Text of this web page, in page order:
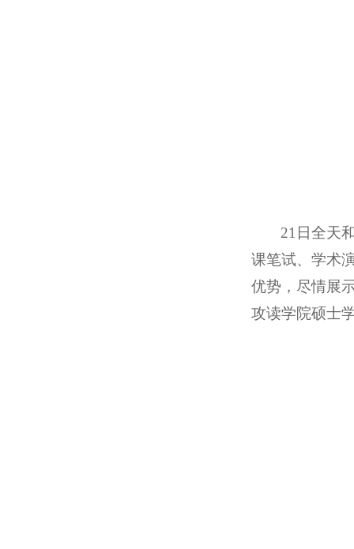
21 日全天
课笔试、学术
优势，尽情展
攻读学院硕士